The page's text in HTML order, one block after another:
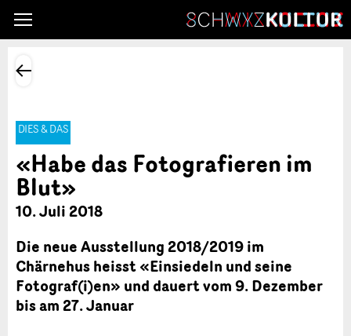
DIES & DAS
«Habe das Fotografieren im
Blut»
10. Juli 2018
Die neue Ausstellung 2018/2019 im
Chärnehus heisst «Einsiedeln und seine
Fotograf(i)en» und dauert vom 9. Dezember
bis am 27. Januar